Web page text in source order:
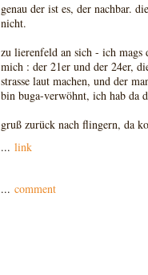
genau der ist es, der nachbar.
nicht.
zu lierenfeld an sich - ich mags
mich : der 21er und der 24er,
strasse laut machen, und der
bin buga-verwöhnt, ich hab da
gruß zurück nach flingern, da
... link
... comment